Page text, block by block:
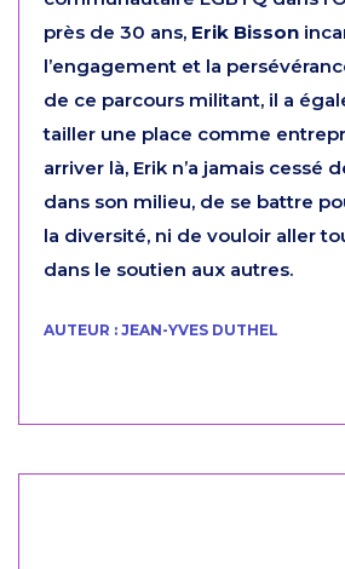
près de 30 ans, Erik Bisson
l’engagement et la
de ce parcours militant, il a
tailler une place comme
arriver là, Erik n’a jamais cessé
dans son milieu, de se battre
la diversité, ni de vouloir aller
dans le soutien aux autres.
AUTEUR : JEAN-YVES DUTHEL